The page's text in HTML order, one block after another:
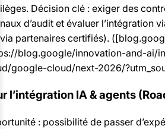
Décision clé : exiger des
d’audit et évaluer l’intégration
partenaires certifiés).
blog.google/innovation-and-ai/
google-cloud/next-2026/
l’intégration IA & agents
: possibilité de passer